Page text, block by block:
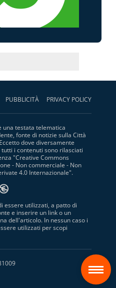
PUBBLICITÀ PRIVACY POLICY
una testata telematica
fonte di notizie sulla Città
dove diversamente
tutti i contenuti sono rilasciati
"Creative Commons
- Non commerciale - Non
4.0 Internazionale".
essere utilizzati, a patto di
e inserire un link o un
dell'articolo. In nessun caso i
utilizzati per scopi